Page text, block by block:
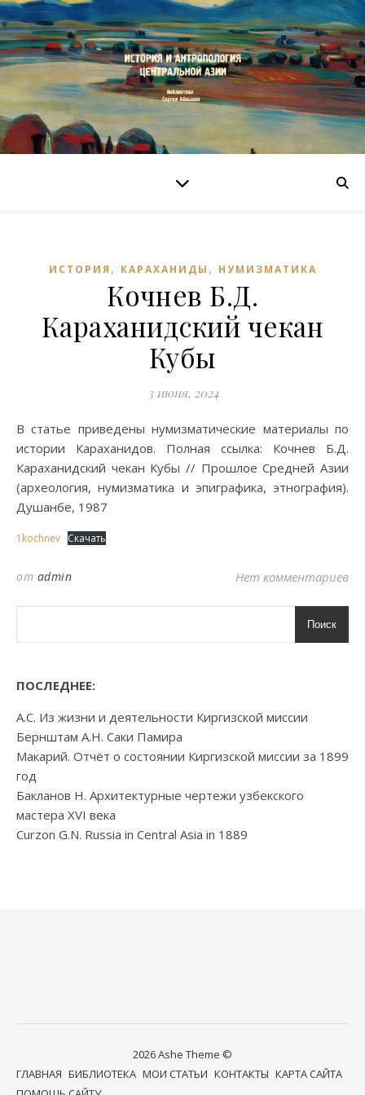
ИСТОРИЯ , КАРАХАНИДЫ , НУМИЗМАТИКА
Кочнев Б.Д.
Караханидский чекан
Кубы
3 июня, 2024
В статье приведены нумизматические материалы по
истории Караханидов. Полная ссылка: Кочнев Б.Д.
Караханидский чекан Кубы // Прошлое Средней Азии
(археология, нумизматика и эпиграфика, этнография).
Душанбе, 1987
1kochnev Скачать
от admin Нет комментариев
Поиск
ПОСЛЕДНЕЕ:
А.С. Из жизни и деятельности Киргизской миссии
Бернштам А.Н. Саки Памира
Макарий. Отчёт о состоянии Киргизской миссии за 1899
год
Бакланов Н. Архитектурные чертежи узбекского
мастера XVI века
Curzon G.N. Russia in Central Asia in 1889
2026 Ashe Theme ©
ГЛАВНАЯ БИБЛИОТЕКА МОИ СТАТЬИ КОНТАКТЫ КАРТА САЙТА